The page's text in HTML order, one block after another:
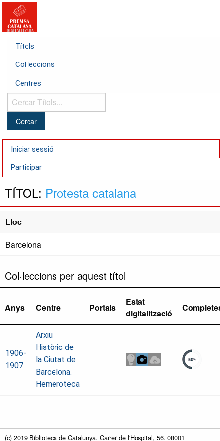
Títols
Col·leccions
Centres
Cercar
Títols...
Iniciar sessió
Participar
TÍTOL: Protesta catalana
Lloc
Barcelona
Col·leccions per aquest títol
Anys Centre Portals
Estat
digitalització
1906-
1907
Arxiu
Històric de
la Ciutat de
Barcelona.
Hemeroteca
(c) 2019 Biblioteca de Catalunya. Carrer de l'Hospital, 56. 08001